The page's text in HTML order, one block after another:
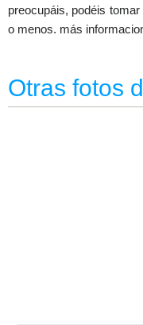
preocupáis, podéis
o menos. más
Otras fotos